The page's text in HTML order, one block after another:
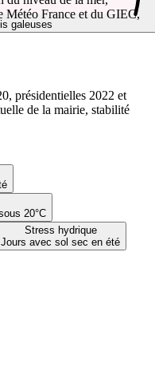
galeuses
20°C
Stress hydrique
Jours avec sol sec en été
Météo France et du GIEC,
présidentielles 2022 et
de la mairie, stabilité